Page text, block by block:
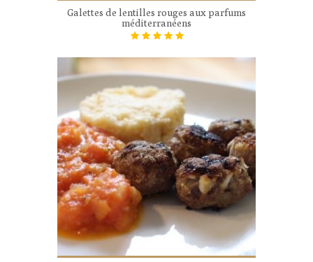
Galettes de lentilles rouges aux parfums
méditerranéens